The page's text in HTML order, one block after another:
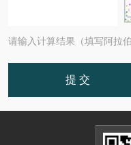
请输入计算结果（填写阿拉